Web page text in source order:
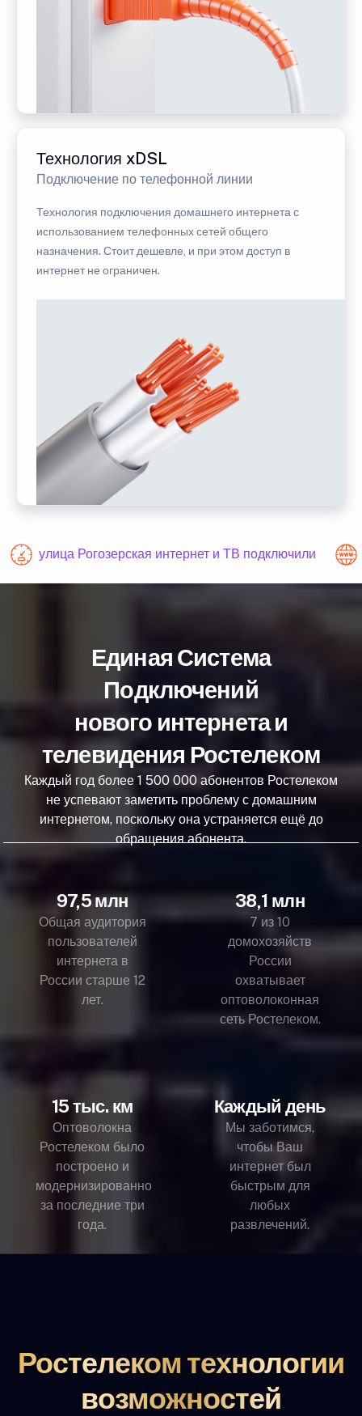
Технология xDSL
Подключение по телефонной линии
Технология подключения домашнего интернета с
использованием телефонных сетей общего
назначения. Стоит дешевле, и при этом доступ в
интернет не ограничен.
улица Рогозерская интернет и ТВ подключили
Единая Система
Подключений
нового интернета и
телевидения Ростелеком
Каждый год более 1 500 000 абонентов Ростелеком
не успевают заметить проблему с домашним
интернетом, поскольку она устраняется ещё до
обращения абонента.
97,5 млн
Общая аудитория
пользователей
интернета в
России старше 12
лет.
38,1 млн
7 из 10
домохозяйств
России
охватывает
оптоволоконная
сеть Ростелеком.
15 тыс. км
Оптоволокна
Ростелеком было
построено и
модернизированно
за последние три
года.
Каждый день
Мы заботимся,
чтобы Ваш
интернет был
быстрым для
любых
развлечений.
Ростелеком технологии
возможностей